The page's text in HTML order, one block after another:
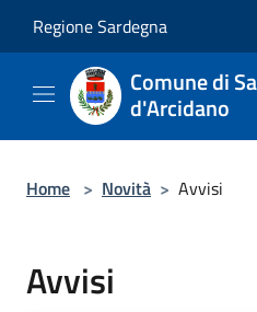
Regione Sardegna
Comune di
d'Arcidano
Home > Novità > Avvisi
Avvisi